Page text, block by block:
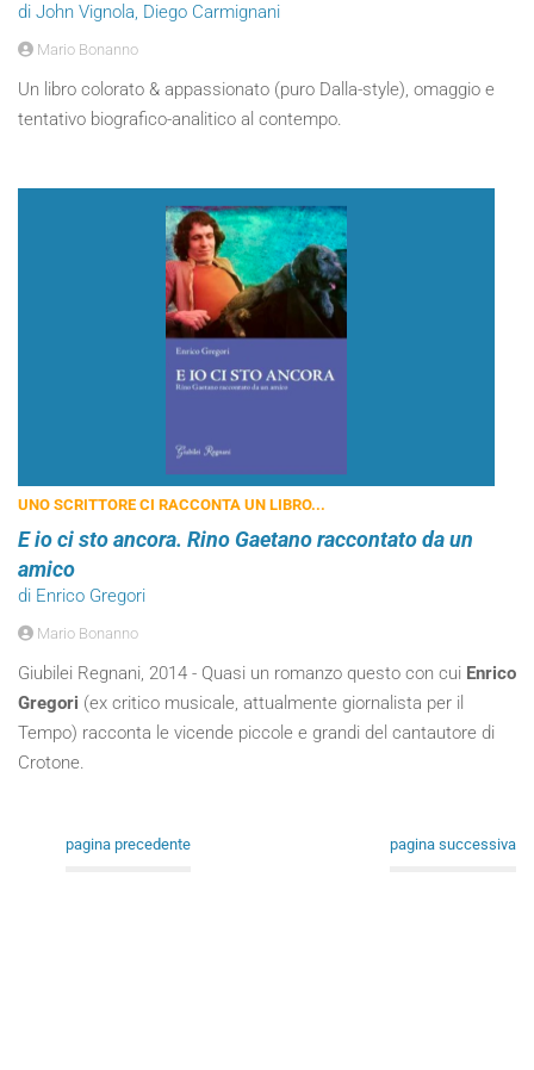
di John Vignola, Diego Carmignani
Mario Bonanno
Un libro colorato & appassionato (puro Dalla-style), omaggio e
tentativo biografico-analitico al contempo.
UNO SCRITTORE CI RACCONTA UN LIBRO...
E io ci sto ancora. Rino Gaetano raccontato da un
amico
di Enrico Gregori
Mario Bonanno
Giubilei Regnani, 2014 - Quasi un romanzo questo con cui Enrico
Gregori (ex critico musicale, attualmente giornalista per il
Tempo) racconta le vicende piccole e grandi del cantautore di
Crotone.
pagina precedente pagina successiva